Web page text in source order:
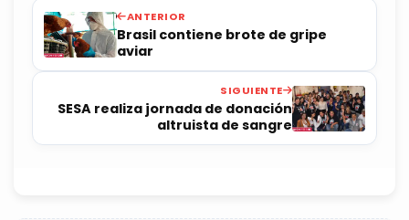
ANTERIOR
Brasil contiene brote de gripe
aviar
SIGUIENTE
SESA realiza jornada de donación
altruista de sangre